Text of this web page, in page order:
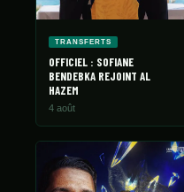
TRANSFERTS
OFFICIEL : SOFIANE
BENDEBKA REJOINT AL
HAZEM
4 août